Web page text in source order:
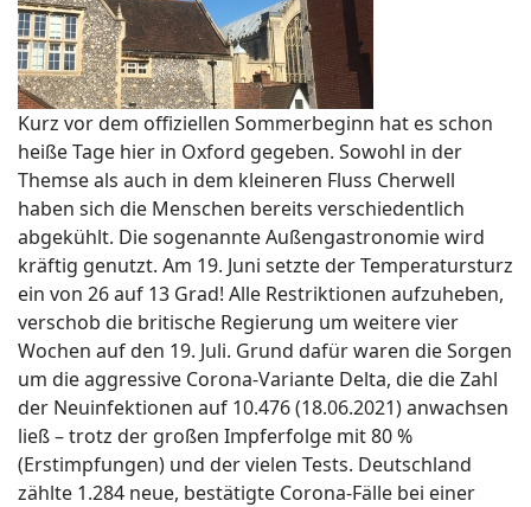
Kurz vor dem offiziellen Sommerbeginn hat es schon
heiße Tage hier in Oxford gegeben. Sowohl in der
Themse als auch in dem kleineren Fluss Cherwell
haben sich die Menschen bereits verschiedentlich
abgekühlt. Die sogenannte Außengastronomie wird
kräftig genutzt. Am 19. Juni setzte der Temperatursturz
ein von 26 auf 13 Grad! Alle Restriktionen aufzuheben,
verschob die britische Regierung um weitere vier
Wochen auf den 19. Juli. Grund dafür waren die Sorgen
um die aggressive Corona-Variante Delta, die die Zahl
der Neuinfektionen auf 10.476 (18.06.2021) anwachsen
ließ – trotz der großen Impferfolge mit 80 %
(Erstimpfungen) und der vielen Tests. Deutschland
zählte 1.284 neue, bestätigte Corona-Fälle bei einer